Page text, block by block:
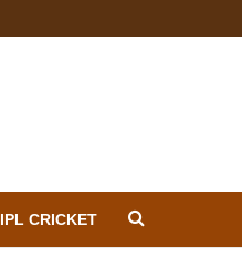
IPL CRICKET